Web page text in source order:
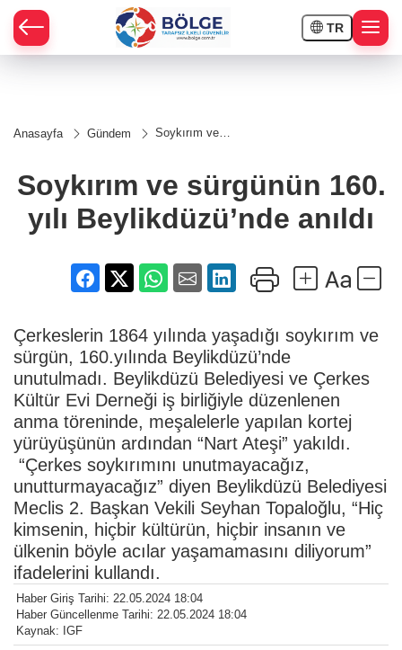
TR
Anasayfa Gündem
Soykırım ve
Beylikdüzü’nde
anıldı
Soykırım ve sürgünün 160.
yılı Beylikdüzü’nde anıldı
Çerkeslerin 1864 yılında yaşadığı soykırım ve
sürgün, 160.yılında Beylikdüzü’nde
unutulmadı. Beylikdüzü Belediyesi ve Çerkes
Kültür Evi Derneği iş birliğiyle düzenlenen
anma töreninde, meşalelerle yapılan kortej
yürüyüşünün ardından “Nart Ateşi” yakıldı.
“Çerkes soykırımını unutmayacağız,
unutturmayacağız” diyen Beylikdüzü Belediyesi
Meclis 2. Başkan Vekili Seyhan Topaloğlu, “Hiç
kimsenin, hiçbir kültürün, hiçbir insanın ve
ülkenin böyle acılar yaşamamasını diliyorum”
ifadelerini kullandı.
Haber Giriş Tarihi: 22.05.2024 18:04
Haber Güncellenme Tarihi: 22.05.2024 18:04
Kaynak: IGF